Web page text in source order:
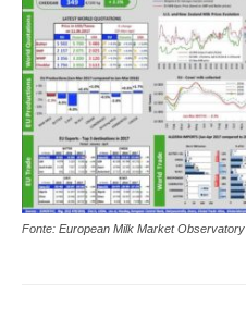
Fonte: European Milk Market Observatory